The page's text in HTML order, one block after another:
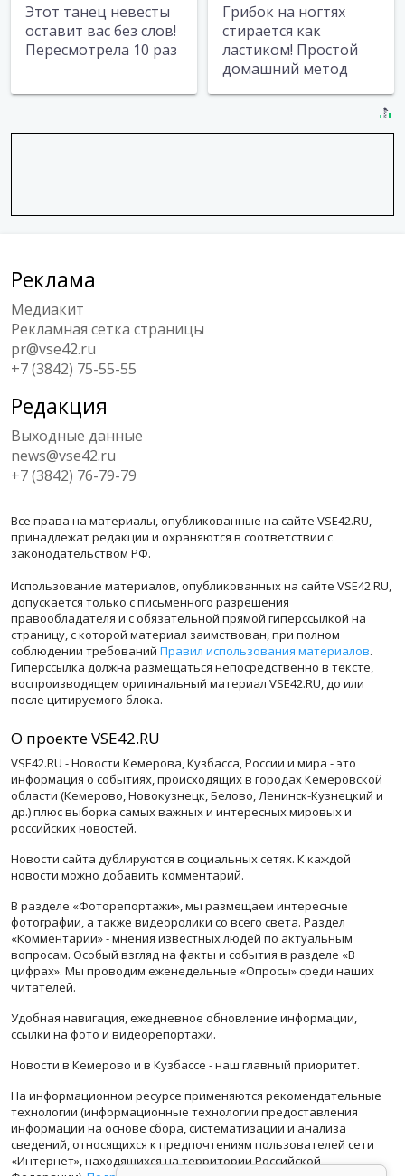
Этот танец невесты
оставит вас без слов!
Пересмотрела 10 раз
Грибок на ногтях
стирается как
ластиком! Простой
домашний метод
Реклама
Медиакит
Рекламная сетка страницы
pr@vse42.ru
+7 (3842) 75-55-55
Редакция
Выходные данные
news@vse42.ru
+7 (3842) 76-79-79
Все права на материалы, опубликованные на сайте VSE42.RU,
принадлежат редакции и охраняются в соответствии с
законодательством РФ.
Использование материалов, опубликованных на сайте VSE42.RU,
допускается только с письменного разрешения
правообладателя и с обязательной прямой гиперссылкой на
страницу, с которой материал заимствован, при полном
соблюдении требований Правил использования материалов.
Гиперссылка должна размещаться непосредственно в тексте,
воспроизводящем оригинальный материал VSE42.RU, до или
после цитируемого блока.
О проекте VSE42.RU
VSE42.RU - Новости Кемерова, Кузбасса, России и мира - это
информация о событиях, происходящих в городах Кемеровской
области (Кемерово, Новокузнецк, Белово, Ленинск-Кузнецкий и
др.) плюс выборка самых важных и интересных мировых и
российских новостей.
Новости сайта дублируются в социальных сетях. К каждой
новости можно добавить комментарий.
В разделе «Фоторепортажи», мы размещаем интересные
фотографии, а также видеоролики со всего света. Раздел
«Комментарии» - мнения известных людей по актуальным
вопросам. Особый взгляд на факты и события в разделе «В
цифрах». Мы проводим еженедельные «Опросы» среди наших
читателей.
Удобная навигация, ежедневное обновление информации,
ссылки на фото и видеорепортажи.
Новости в Кемерово и в Кузбассе - наш главный приоритет.
На информационном ресурсе применяются рекомендательные
технологии (информационные технологии предоставления
информации на основе сбора, систематизации и анализа
сведений, относящихся к предпочтениям пользователей сети
«Интернет», находящихся на территории Российской